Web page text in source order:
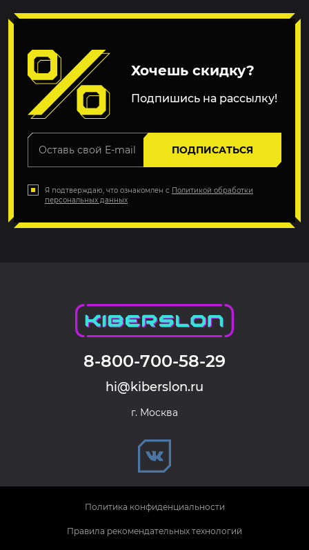
Хочешь скидку?
Подпишись на рассылку!
ПОДПИСАТЬСЯ
Я подтверждаю, что ознакомлен с Политикой обработки
персональных данных
8-800-700-58-29
hi@kiberslon.ru
г. Москва
Политика конфиденциальности
Правила рекомендательных технологий